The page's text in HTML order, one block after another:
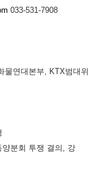
033-531-7908
물연대본부, KTX범대위
분회 투쟁 결의, 강